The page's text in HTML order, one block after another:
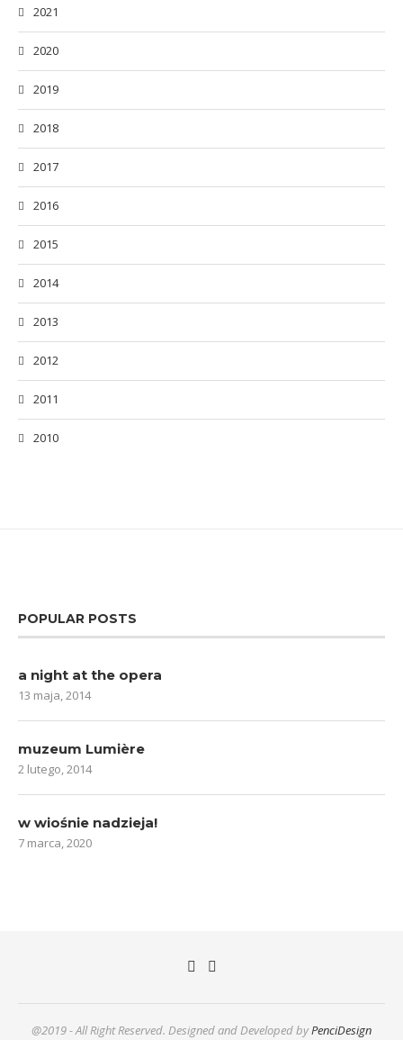
2021
2020
2019
2018
2017
2016
2015
2014
2013
2012
2011
2010
POPULAR POSTS
a night at the opera
13 maja, 2014
muzeum Lumière
2 lutego, 2014
w wiośnie nadzieja!
7 marca, 2020
@2019 - All Right Reserved. Designed and Developed byPenciDesign